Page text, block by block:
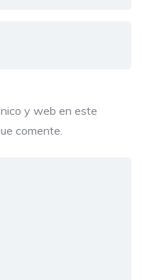
y web en este
comente.